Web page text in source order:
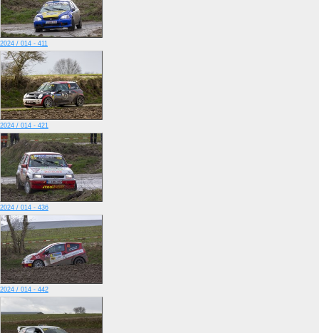
2024 / 014 - 411
2024 / 014 - 421
2024 / 014 - 436
2024 / 014 - 442